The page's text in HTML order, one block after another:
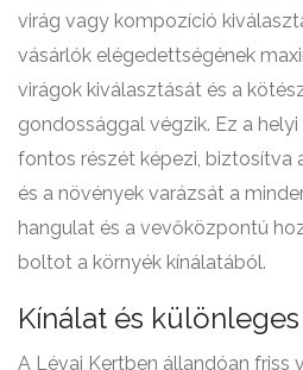
virág vagy kompozíció
vásárlók elégedettségének
virágok kiválasztását és a
gondossággal végzik. Ez a
fontos részét képezi, biztosítva
és a növények varázsát a
hangulat és a vevőközpontú
boltot a környék kínálatából.
Kínálat és
A Lévai Kertben állandóan friss